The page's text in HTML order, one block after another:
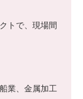
トで、現場間
業、金属加工